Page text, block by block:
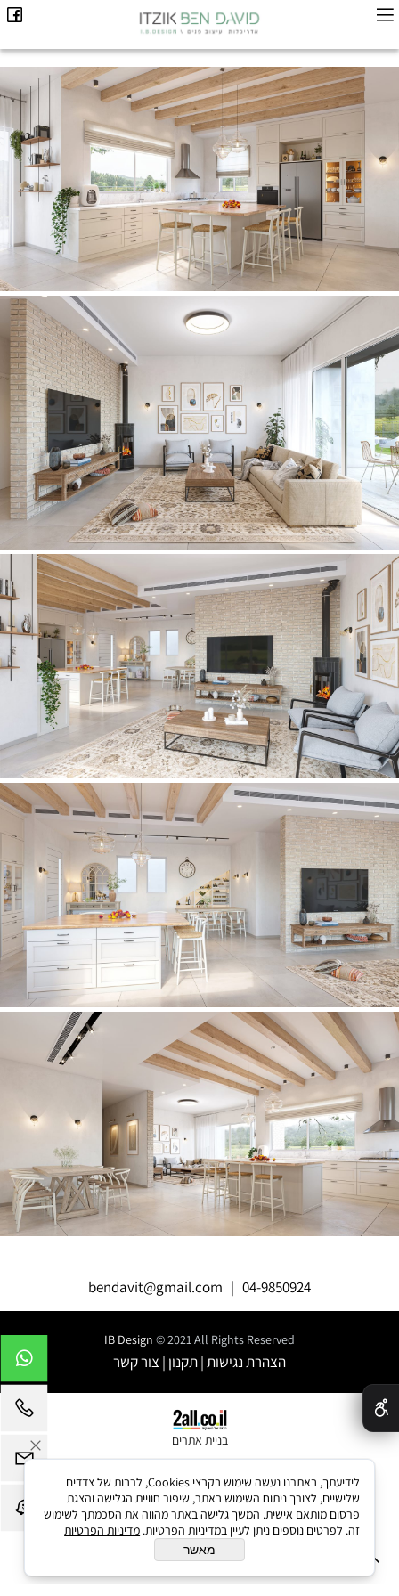
bendavit@gmail.com | 04-9850924
IB Design © 2021 All Rights Reserved
הצהרת נגישות|תקנון | צור קשר
בניית אתרים
לידיעתך, באתרנו נעשה שימוש בקבצי Cookies, לרבות של צדדים
שלישיים, לצורך ניתוח השימוש באתר, שיפור חוויית הגלישה והצגת
פרסום מותאם אישית. המשך גלישה באתר מהווה את הסכמתך לשימוש
זה. לפרטים נוספים ניתן לעיין במדיניות הפרטיות. מדיניות הפרטיות
מאשר